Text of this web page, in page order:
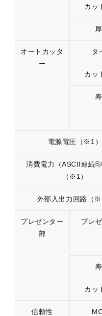
カッ
オートカッタ
ー
タ
カッ
電源電圧（※1）
消費電力（ASCII連続印
（※1）
外部入出力回路（
プレゼンター
部
プレ
カッ
信頼性